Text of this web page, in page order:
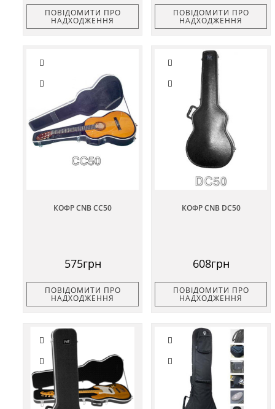
ПОВІДОМИТИ ПРО
НАДХОДЖЕННЯ
ПОВІДОМИТИ ПРО
НАДХОДЖЕННЯ
КОФР CNB CC50
575грн
ПОВІДОМИТИ ПРО
НАДХОДЖЕННЯ
КОФР CNB DC50
608грн
ПОВІДОМИТИ ПРО
НАДХОДЖЕННЯ